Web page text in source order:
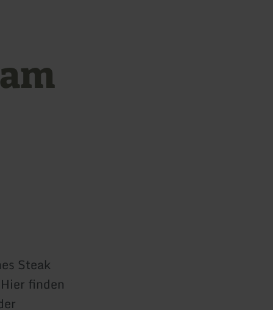
Steak
finden